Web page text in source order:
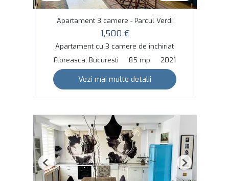
Apartament 3 camere - Parcul Verdi
1,500 €
Apartament cu 3 camere de închiriat
Floreasca, Bucuresti
85 mp 2021
Vezi mai multe detalii
Previous Next